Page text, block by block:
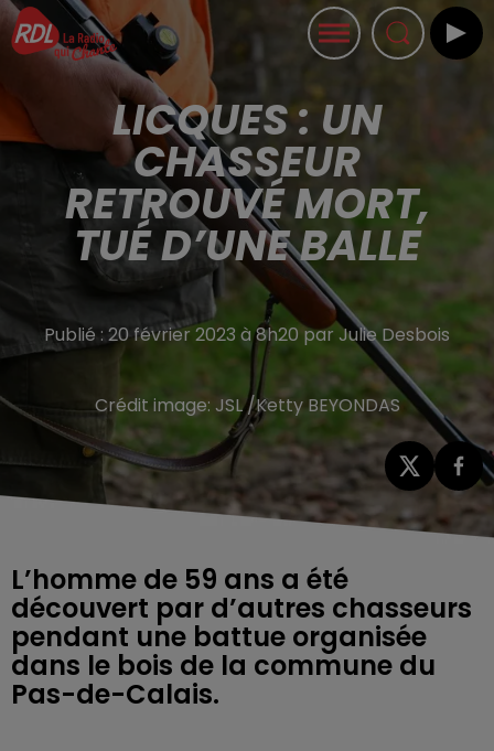
LICQUES : UN
CHASSEUR
RETROUVÉ MORT,
TUÉ D’UNE BALLE
Publié : 20 février 2023 à 8h20 par Julie Desbois
Crédit image: JSL /Ketty BEYONDAS
L’homme de 59 ans a été
découvert par d’autres chasseurs
pendant une battue organisée
dans le bois de la commune du
Pas-de-Calais.